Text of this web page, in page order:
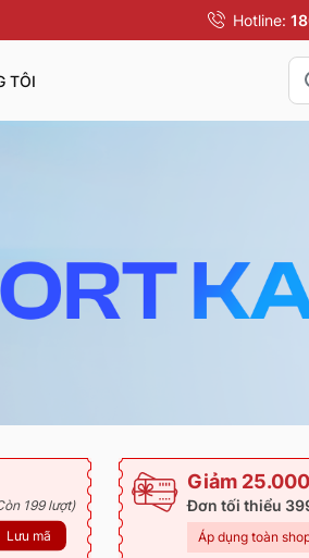
Hotline:
TÔI
199 lượt)
Lưu mã
Giảm
Đơn tối thiểu
Áp dụng toàn